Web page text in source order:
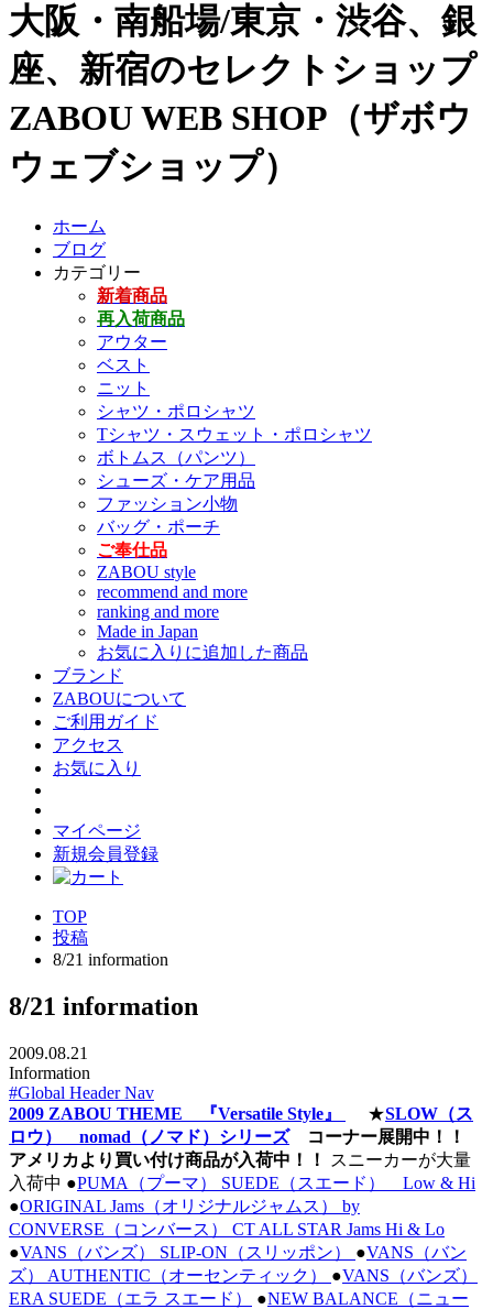
大阪・南船場/東京・渋谷、銀
座、新宿のセレクトショップ
ZABOU WEB SHOP（ザボウ
ウェブショップ）
ホーム
ブログ
カテゴリー
新着商品
再入荷商品
アウター
ベスト
ニット
シャツ・ポロシャツ
Tシャツ・スウェット・ポロシャツ
ボトムス（パンツ）
シューズ・ケア用品
ファッション小物
バッグ・ポーチ
ご奉仕品
ZABOU style
recommend and more
ranking and more
Made in Japan
お気に入りに追加した商品
ブランド
ZABOUについて
ご利用ガイド
アクセス
お気に入り
マイページ
新規会員登録
TOP
投稿
8/21 information
8/21 information
2009.08.21
Information
#Global Header Nav
2009 ZABOU THEME 『Versatile Style』
★SLOW（ス
ロウ） nomad（ノマド）シリーズコーナー展開中！！
アメリカより買い付け商品が入荷中！！
スニーカーが大量
入荷中 ●PUMA（プーマ） SUEDE（スエード） Low & Hi
●ORIGINAL Jams（オリジナルジャムス） by
CONVERSE（コンバース） CT ALL STAR Jams Hi & Lo
●VANS（バンズ） SLIP-ON（スリッポン） ●VANS（バン
ズ） AUTHENTIC（オーセンティック） ●VANS（バンズ）
ERA SUEDE（エラ スエード）
●NEW BALANCE（ニュー